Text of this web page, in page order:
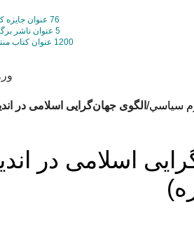
76 عنوان جایزه کتاب
5 عنوان ناشر برگزیده
1200 عنوان کتاب منتشرشده
سياسي الگوی جهان‌گرایی اسلامی در
اسلامی در